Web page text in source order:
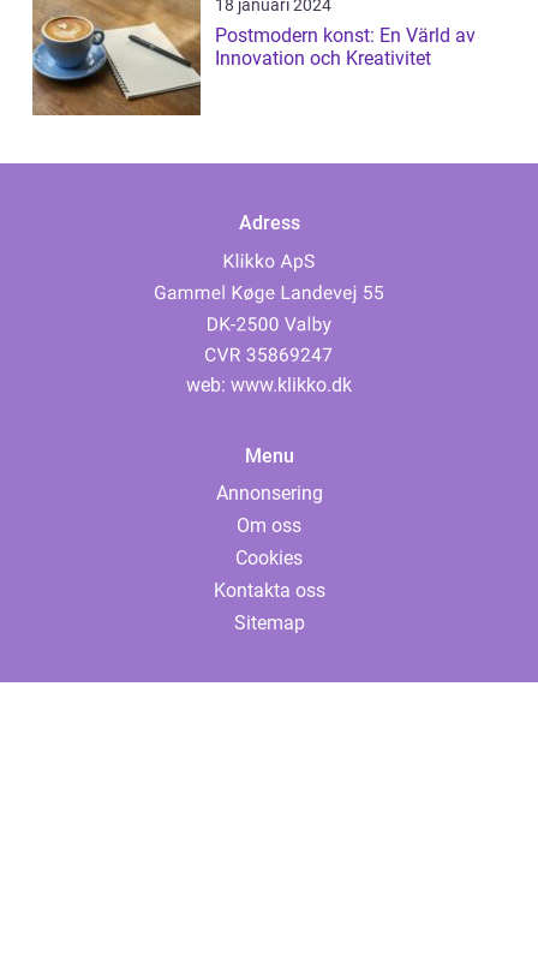
18 januari 2024
Postmodern konst: En Värld av
Innovation och Kreativitet
Adress
web: www.klikko.dk
Menu
Annonsering
Om oss
Cookies
Kontakta oss
Sitemap